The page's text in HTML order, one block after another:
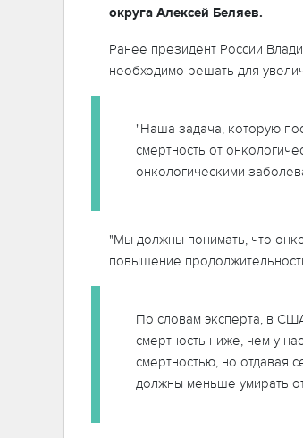
округа Алексей Беляев.
Ранее президент России
необходимо решать для
"Наша задача, которую
смертность от
онкологическими
"Мы должны понимать, что
повышение
По словам эксперта, в
смертность ниже, чем у
смертностью, но отдавая
должны меньше умирать